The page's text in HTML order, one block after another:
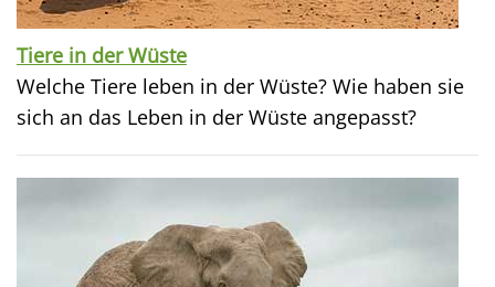
Tiere in der Wüste
Welche Tiere leben in der Wüste? Wie haben sie
sich an das Leben in der Wüste angepasst?